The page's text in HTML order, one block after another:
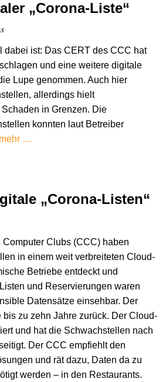
„Corona-Liste“
dabei ist: Das CERT des CCC hat
und eine weitere digitale
Lupe genommen. Auch hier
allerdings hielt
in Grenzen. Die
konnten laut Betreiber
mehr …
„Corona-Listen“
Clubs (CCC) haben
in einem weit verbreiteten Cloud-
Betriebe entdeckt und
und Reservierungen waren
Datensätze einsehbar. Der
bis zu zehn Jahre zurück. Der Cloud-
und hat die Schwachstellen nach
Der CCC empfiehlt den
und rät dazu, Daten da zu
werden – in den Restaurants.